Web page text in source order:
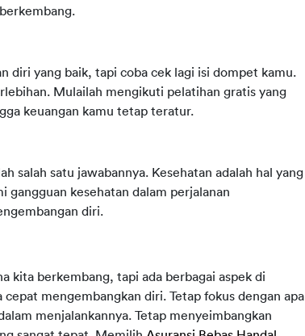
diri yang baik, tapi coba cek lagi isi dompet kamu.
Mulailah mengikuti pelatihan gratis yang
keuangan kamu tetap teratur.
salah satu jawabannya. Kesehatan adalah hal yang
gangguan kesehatan dalam perjalanan
diri.
kita berkembang, tapi ada berbagai aspek di
mengembangkan diri. Tetap fokus dengan apa
menjalankannya. Tetap menyeimbangkan